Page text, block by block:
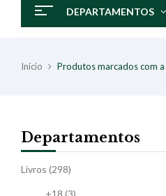
DEPARTAMENTOS
Início Produtos marcados com
Departamentos
Livros (298)
+18 (3)